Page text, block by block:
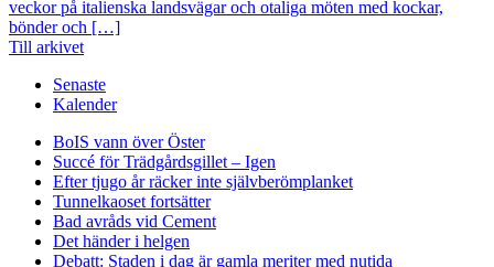
veckor på italienska landsvägar och otaliga möten med kockar,
bönder och […]
Till arkivet
Senaste
Kalender
BoIS vann över Öster
Succé för Trädgårdsgillet – Igen
Efter tjugo år räcker inte självberömplanket
Tunnelkaoset fortsätter
Bad avråds vid Cement
Det händer i helgen
Debatt: Staden i dag är gamla meriter med nutida